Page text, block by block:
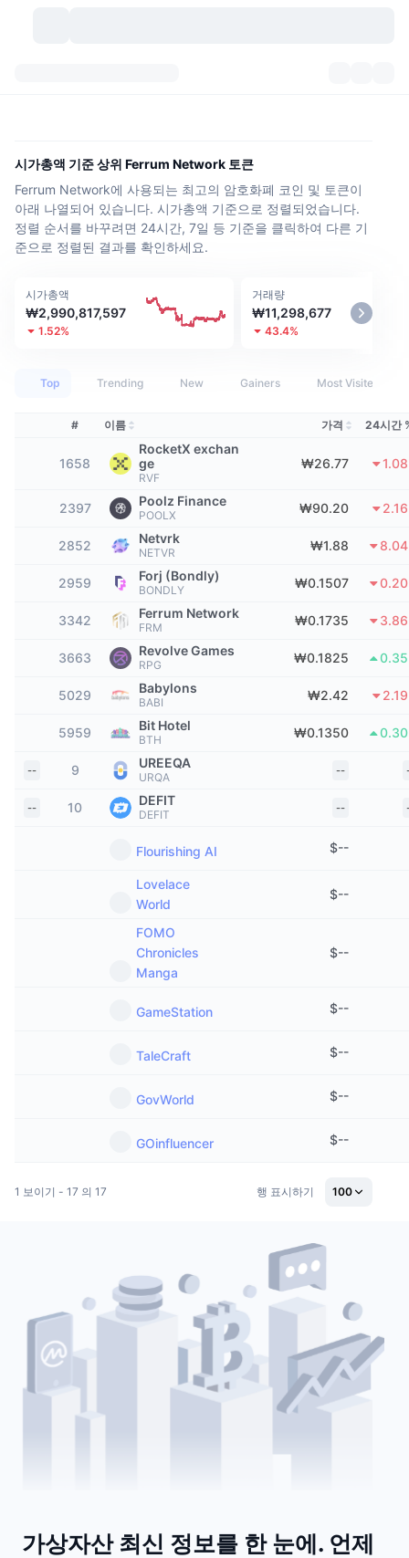
카테고리
과거 스냅샷
이자농사
리더보드
트렌딩
예정
최근 상장된 종목
가장 많이 방문한 종목
커뮤니티 정서
체인 순위
전체 NFT 통계
시장 개요
현물 시장
비트코인 트레저리
거래소 유입/유출
공포 및 탐욕 지수.
알트코인 시즌 지수
시장 주기 지표
비트코인 도미넌스
CoinMarketCap 20 지수
CoinMarketCap 100 지수
비트코인 ETF
이더리움 ETF
시그널 New
요즘 핫한 종목
상승 종목
거래소
중앙화 거래소
스팟
파생상품
탈중앙화 거래소
스팟
파생상품
커뮤니티
주제
센티멘트
API
암호화폐 API
DEX API
엔터프라이즈
가격
리소스
문서
FAQ
CMC 에이전트 허브
스킬 마켓플레이스
서비스
계산기
뉴스레터
CMC Launch
CMC 랩스
CMC Max
광고
사이트 위젯
ICO 캘린더
시가총액 기준 상위 Ferrum Network 토큰
Ferrum Network에 사용되는 최고의 암호화폐 코인 및 토큰이
아래 나열되어 있습니다. 시가총액 기준으로 정렬되었습니다.
정렬 순서를 바꾸려면 24시간, 7일 등 기준을 클릭하여 다른 기
준으로 정렬된 결과를 확인하세요.
시가총액
₩2,990,817,597
1.52%
거래량
₩11,298,677
43.4%
Top Trending New Gainers Most Visited
# 이름 가격 24시간
1658
RocketX exchan
ge
RVF
₩26.77
2397 Poolz Finance
POOLX ₩90.20
2852 Netvrk
NETVR ₩1.88
2959 Forj (Bondly)
BONDLY ₩0.1507
3342 Ferrum Network
FRM ₩0.1735
3663 Revolve Games
RPG ₩0.1825
5029 Babylons
BABI ₩2.42
5959 Bit Hotel
BTH ₩0.1350
-- 9 UREEQA
URQA --
-- 10 DEFIT
DEFIT --
Flourishing AI $--
Lovelace
World
$--
FOMO
Chronicles
Manga
$--
GameStation $--
TaleCraft $--
GovWorld $--
GOinfluencer $--
1 보이기 - 17 의 17 행 표시하기 100
가상자산 최신 정보를 한 눈에. 언제